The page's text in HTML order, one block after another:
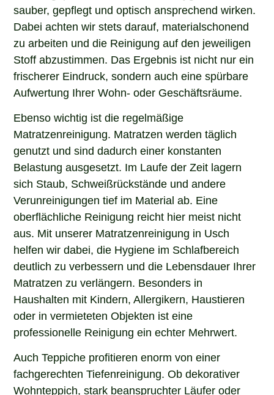
sauber, gepflegt und optisch ansprechend wirken.
Dabei achten wir stets darauf, materialschonend
zu arbeiten und die Reinigung auf den jeweiligen
Stoff abzustimmen. Das Ergebnis ist nicht nur ein
frischerer Eindruck, sondern auch eine spürbare
Aufwertung Ihrer Wohn- oder Geschäftsräume.
Ebenso wichtig ist die regelmäßige
Matratzenreinigung. Matratzen werden täglich
genutzt und sind dadurch einer konstanten
Belastung ausgesetzt. Im Laufe der Zeit lagern
sich Staub, Schweißrückstände und andere
Verunreinigungen tief im Material ab. Eine
oberflächliche Reinigung reicht hier meist nicht
aus. Mit unserer Matratzenreinigung in Usch
helfen wir dabei, die Hygiene im Schlafbereich
deutlich zu verbessern und die Lebensdauer Ihrer
Matratzen zu verlängern. Besonders in
Haushalten mit Kindern, Allergikern, Haustieren
oder in vermieteten Objekten ist eine
professionelle Reinigung ein echter Mehrwert.
Auch Teppiche profitieren enorm von einer
fachgerechten Tiefenreinigung. Ob dekorativer
Wohnteppich, stark beanspruchter Läufer oder